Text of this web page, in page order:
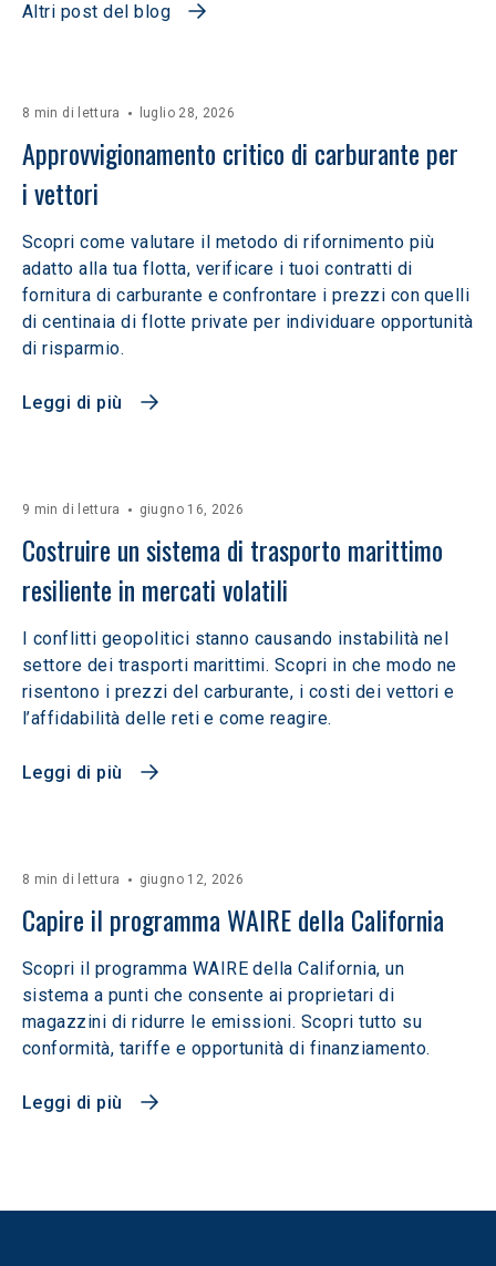
Altri post del blog
8 min di lettura luglio 28, 2026
Approvvigionamento critico di carburante per
i vettori
Scopri come valutare il metodo di rifornimento più
adatto alla tua flotta, verificare i tuoi contratti di
fornitura di carburante e confrontare i prezzi con quelli
di centinaia di flotte private per individuare opportunità
di risparmio.
Leggi di più
9 min di lettura giugno 16, 2026
Costruire un sistema di trasporto marittimo
resiliente in mercati volatili
I conflitti geopolitici stanno causando instabilità nel
settore dei trasporti marittimi. Scopri in che modo ne
risentono i prezzi del carburante, i costi dei vettori e
l’affidabilità delle reti e come reagire.
Leggi di più
8 min di lettura giugno 12, 2026
Capire il programma WAIRE della California
Scopri il programma WAIRE della California, un
sistema a punti che consente ai proprietari di
magazzini di ridurre le emissioni. Scopri tutto su
conformità, tariffe e opportunità di finanziamento.
Leggi di più